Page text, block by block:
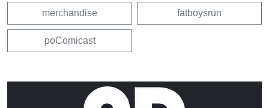
merchandise fatboysrun
poComicast